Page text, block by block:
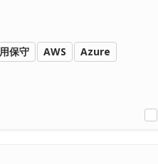
保守 AWS
Azure